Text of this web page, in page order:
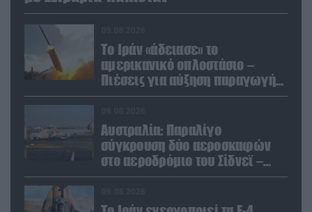
Το Ιράν «άδειασε» το
αμερικανικό οπλοστάσιο –
Πιέσεις για αύξηση παραγωγής
Patriot και THAAD
Αυστραλία: Παραλίγο
σύγκρουση δύο αεροσκαφών
στο αεροδρόμιο του Σίδνεϊ –
Ένας τραυματίας (βίντεο)